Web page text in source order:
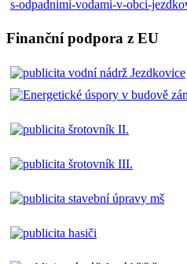
Finanční podpora z EU